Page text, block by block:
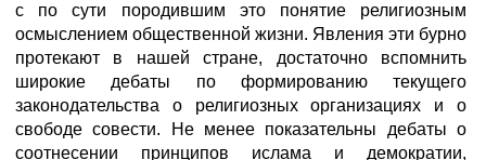
с по сути породившим это понятие религиозным
осмыслением общественной жизни. Явления эти бурно
протекают в нашей стране, достаточно вспомнить
широкие дебаты по формированию текущего
законодательства о религиозных организациях и о
свободе совести. Не менее показательны дебаты о
соотнесении принципов ислама и демократии,